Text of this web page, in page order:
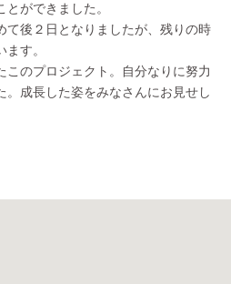
ができました。
て後２日となりましたが、残りの時
す。
このプロジェクト。自分なりに努力
。成長した姿をみなさんにお見せし